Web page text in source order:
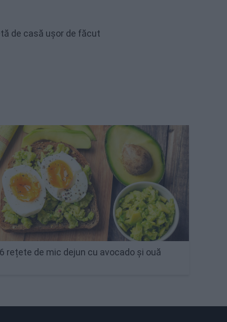
de casă ușor de făcut
6 rețete de mic dejun cu avocado și ouă